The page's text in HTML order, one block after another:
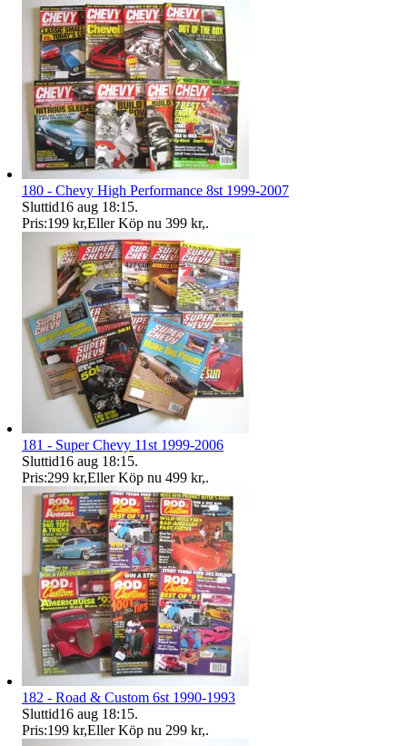
180 - Chevy High Performance 8st 1999-2007
Sluttid16 aug 18:15.
Pris:199 kr,Eller Köp nu 399 kr,.
181 - Super Chevy 11st 1999-2006
Sluttid16 aug 18:15.
Pris:299 kr,Eller Köp nu 499 kr,.
182 - Road & Custom 6st 1990-1993
Sluttid16 aug 18:15.
Pris:199 kr,Eller Köp nu 299 kr,.